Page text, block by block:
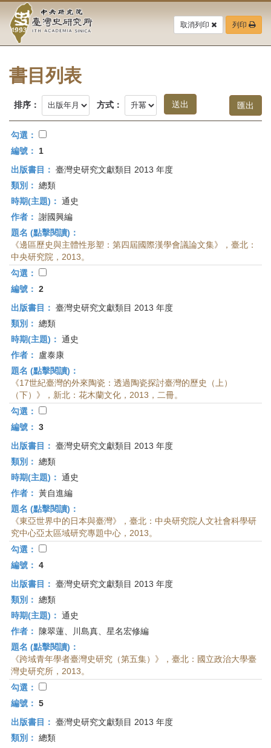
要
中
央
研
究
院-
臺
灣
史
研
究
所-
首
頁
取消列印 列印
書目列表
排序： 方式：
勾選：
編號：
1
出版書目： 臺灣史研究文獻類目 2013 年度
類別： 總類
時期(主題)： 通史
作者： 謝國興編
題名 (點擊閱讀)：
《邊區歷史與主體性形塑：第四屆國際漢學會議論文集》，臺北：
中央研究院，2013。
勾選：
編號： 2
出版書目： 臺灣史研究文獻類目 2013 年度
類別： 總類
時期(主題)： 通史
作者：
盧泰康
題名 (點擊閱讀)：
《17世紀臺灣的外來陶瓷：透過陶瓷探討臺灣的歷史（上）
（下）》，新北：花木蘭文化，2013，二冊。
勾選：
編號： 3
出版書目： 臺灣史研究文獻類目 2013 年度
類別： 總類
時期(主題)： 通史
作者： 黃自進編
題名 (點擊閱讀)：
《東亞世界中的日本與臺灣》，臺北：中央研究院人文社會科學研
究中心亞太區域研究專題中心，2013。
勾選：
編號： 4
出版書目： 臺灣史研究文獻類目 2013 年度
類別： 總類
時期(主題)： 通史
作者：
陳翠蓮、川島真、星名宏修編
題名 (點擊閱讀)：
《跨域青年學者臺灣史研究（第五集）》，臺北：國立政治大學臺
灣史研究所，2013。
勾選：
編號： 5
出版書目： 臺灣史研究文獻類目 2013 年度
類別： 總類